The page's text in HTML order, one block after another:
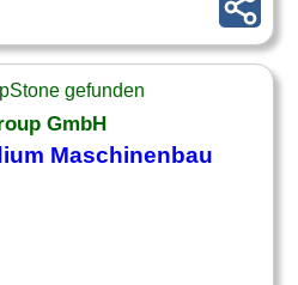
gefunden
GmbH
Maschinenbau